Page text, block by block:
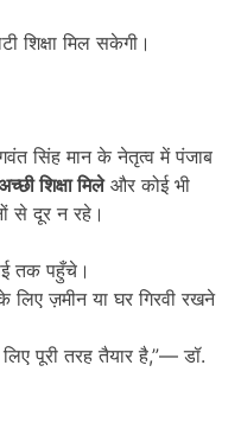
शिक्षा मिल सकेगी।
सिंह मान के नेतृत्व में पंजाब
शिक्षा मिलेऔर कोई भी
से दूर न रहे।
तक पहुँचे।
लिए ज़मीन या घर गिरवी रखने
पूरी तरह तैयार है,”— डॉ.